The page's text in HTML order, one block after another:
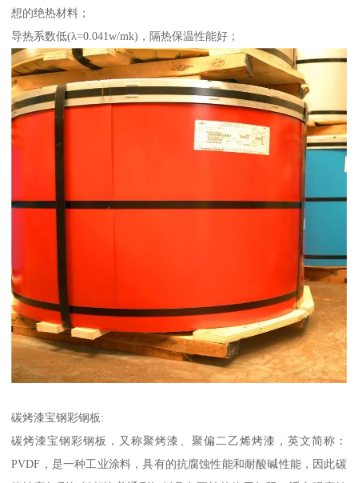
想的绝热材料；
导热系数低(λ=0.041w/mk)，隔热保温性能好；
碳烤漆宝钢彩钢板:
碳烤漆宝钢彩钢板，又称聚烤漆、聚偏二乙烯烤漆，英文简称：
PVDF，是一种工业涂料，具有的抗腐蚀性能和耐酸碱性能，因此碳